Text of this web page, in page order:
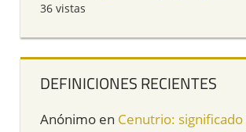
36 vistas
DEFINICIONES RECIENTES
Anónimo en Cenutrio: significado